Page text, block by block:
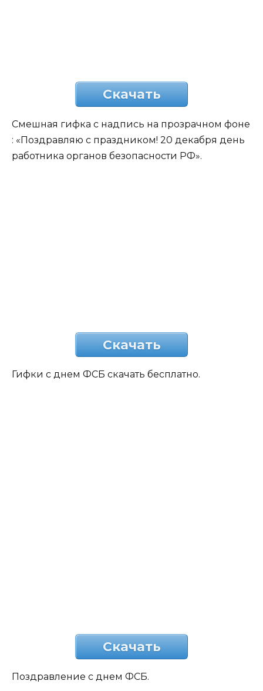
Скачать
Смешная гифка с надпись на прозрачном фоне
: «Поздравляю с праздником! 20 декабря день
работника органов безопасности РФ».
Скачать
Гифки с днем ФСБ скачать бесплатно.
Скачать
Поздравление с днем ФСБ.